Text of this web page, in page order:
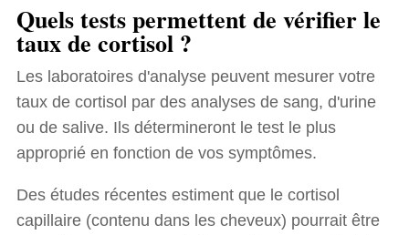
Quels tests permettent de vérifier le
taux de cortisol ?
Les laboratoires d'analyse peuvent mesurer votre
taux de cortisol par des analyses de sang, d'urine
ou de salive. Ils détermineront le test le plus
approprié en fonction de vos symptômes.
Des études récentes estiment que le cortisol
capillaire (contenu dans les cheveux) pourrait être